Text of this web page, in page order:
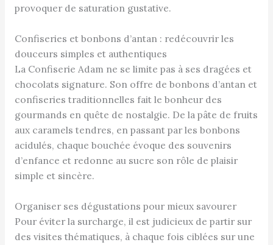
provoquer de saturation gustative.
Confiseries et bonbons d’antan : redécouvrir les
douceurs simples et authentiques
La Confiserie Adam ne se limite pas à ses dragées et
chocolats signature. Son offre de bonbons d’antan et
confiseries traditionnelles fait le bonheur des
gourmands en quête de nostalgie. De la pâte de fruits
aux caramels tendres, en passant par les bonbons
acidulés, chaque bouchée évoque des souvenirs
d’enfance et redonne au sucre son rôle de plaisir
simple et sincère.
Organiser ses dégustations pour mieux savourer
Pour éviter la surcharge, il est judicieux de partir sur
des visites thématiques, à chaque fois ciblées sur une